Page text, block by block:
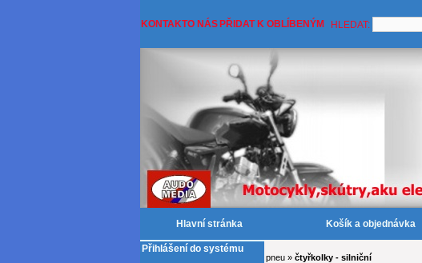
KONTAKTO NÁS PŘIDAT K OBLÍBENÝM HLEDAT:
Hlavní stránka Košík a objednávka
Přihlášení do systému
pneu » čtyřkolky - silniční